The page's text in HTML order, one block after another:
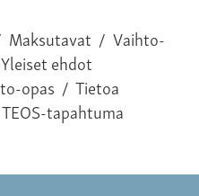
Maksutavat / Vaihto-
Yleiset ehdot
opas / Tietoa
TEOS-tapahtuma